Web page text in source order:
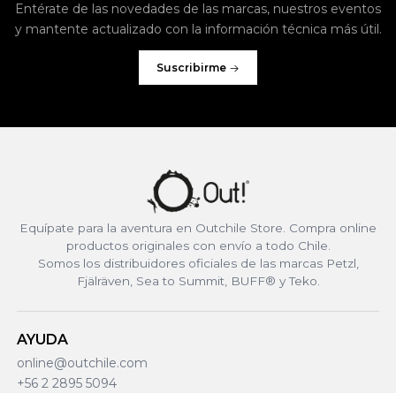
Entérate de las novedades de las marcas, nuestros eventos
y mantente actualizado con la información técnica más útil.
Suscribirme
Equípate para la aventura en Outchile Store. Compra online
productos originales con envío a todo Chile.
Somos los distribuidores oficiales de las marcas Petzl,
Fjälräven, Sea to Summit, BUFF® y Teko.
AYUDA
online@outchile.com
+56 2 2895 5094